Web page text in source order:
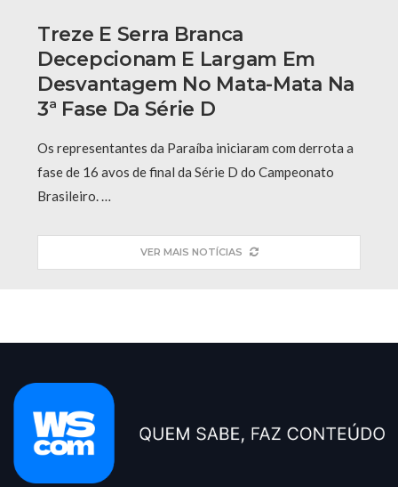
Treze E Serra Branca
Decepcionam E Largam Em
Desvantagem No Mata-Mata Na
3ª Fase Da Série D
Os representantes da Paraíba iniciaram com derrota a
fase de 16 avos de final da Série D do Campeonato
Brasileiro. …
VER MAIS NOTÍCIAS